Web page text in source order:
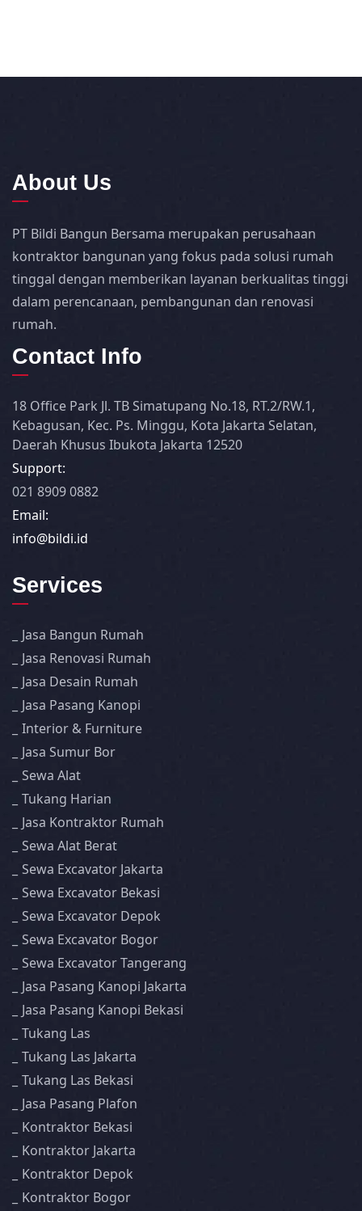
About Us
PT Bildi Bangun Bersama merupakan perusahaan
kontraktor bangunan yang fokus pada solusi rumah
tinggal dengan memberikan layanan berkualitas tinggi
dalam perencanaan, pembangunan dan renovasi
rumah.
Contact Info
18 Office Park Jl. TB Simatupang No.18, RT.2/RW.1,
Kebagusan, Kec. Ps. Minggu, Kota Jakarta Selatan,
Daerah Khusus Ibukota Jakarta 12520
Support:
021 8909 0882
Email:
info@bildi.id
Services
Jasa Bangun Rumah
Jasa Renovasi Rumah
Jasa Desain Rumah
Jasa Pasang Kanopi
Interior & Furniture
Jasa Sumur Bor
Sewa Alat
Tukang Harian
Jasa Kontraktor Rumah
Sewa Alat Berat
Sewa Excavator Jakarta
Sewa Excavator Bekasi
Sewa Excavator Depok
Sewa Excavator Bogor
Sewa Excavator Tangerang
Jasa Pasang Kanopi Jakarta
Jasa Pasang Kanopi Bekasi
Tukang Las
Tukang Las Jakarta
Tukang Las Bekasi
Jasa Pasang Plafon
Kontraktor Bekasi
Kontraktor Jakarta
Kontraktor Depok
Kontraktor Bogor